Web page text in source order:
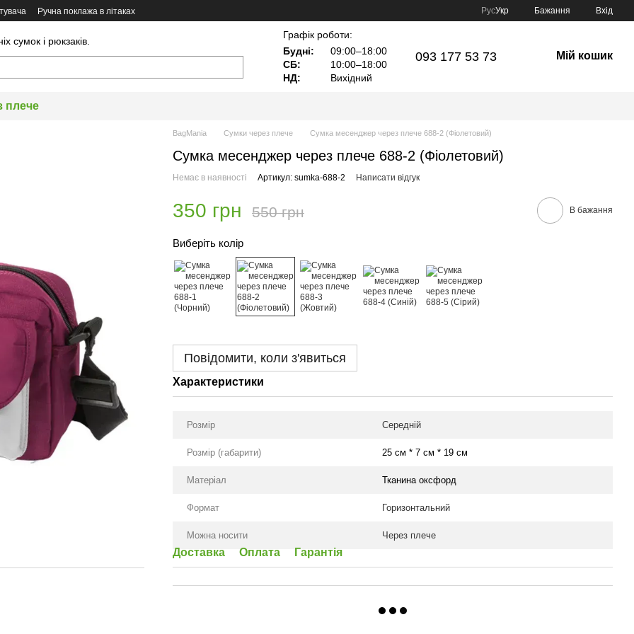
Ручна поклажа в літаках РусУкр Бажання Вхід
сумок і рюкзаків.
Графік роботи:
Будні:
09:00–18:00
СБ:
10:00–18:00
НД:
Вихідний
093 177 53 73 Мій кошик
плече
BagMania Сумки через плече Сумка месенджер через плече 688-2 (Фіолетовий)
Сумка месенджер через плече 688-2 (Фіолетовий)
Немає в наявності Артикул: sumka-688-2 Написати відгук
350 грн 550 грн В бажання
Виберіть колір
Повідомити, коли з'явиться
Характеристики
Розмір Середній
Розмір (габарити) 25 см * 7 см * 19 см
Матеріал Тканина оксфорд
Формат Горизонтальний
Можна носити Через плече
Доставка Оплата Гарантія